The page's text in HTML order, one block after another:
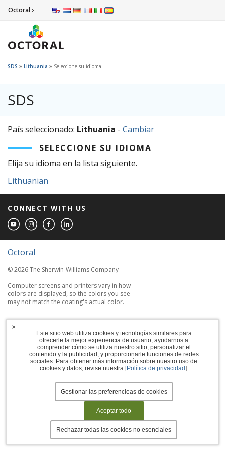
Octoral ›
SDS » Lithuania » Seleccione su idioma
SDS
País seleccionado: Lithuania - Cambiar
SELECCIONE SU IDIOMA
Elija su idioma en la lista siguiente.
Lithuanian
CONNECT WITH US
Octoral
© 2026 The Sherwin-Williams Company
Computer screens and printers vary in how
colors are displayed, so the colors you see
may not match the coating's actual color.
Privacy Policy
Accessibility Statement
Este sitio web utiliza cookies y tecnologías similares para
ofrecerle la mejor experiencia de usuario, ayudarnos a
comprender cómo se utiliza nuestro sitio, personalizar el
contenido y la publicidad, y proporcionarle funciones de redes
sociales. Para obtener más información sobre nuestro uso de
cookies y datos, revise nuestra [Política de privacidad].
Gestionar las preferencieas de cookies
Aceptar todo
Rechazar todas las cookies no esenciales
×